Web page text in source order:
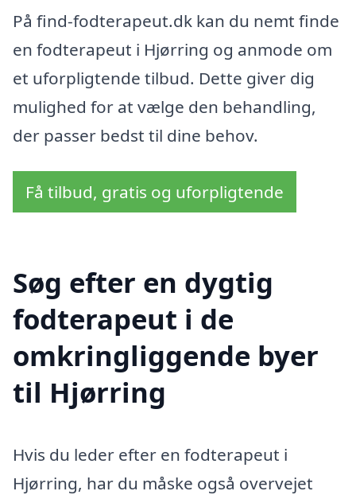
På find-fodterapeut.dk kan du nemt finde
en fodterapeut i Hjørring og anmode om
et uforpligtende tilbud. Dette giver dig
mulighed for at vælge den behandling,
der passer bedst til dine behov.
Få tilbud, gratis og uforpligtende
Søg efter en dygtig
fodterapeut i de
omkringliggende byer
til Hjørring
Hvis du leder efter en fodterapeut i
Hjørring, har du måske også overvejet